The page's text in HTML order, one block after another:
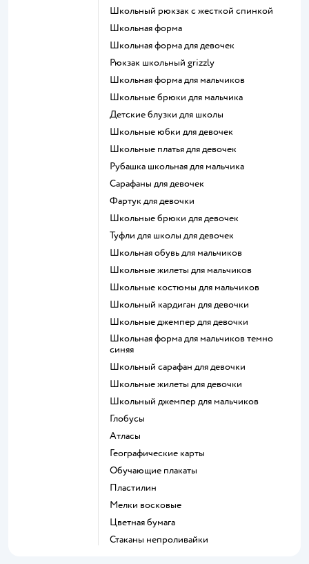
Школьный рюкзак с жесткой спинкой
Школьная форма
Школьная форма для девочек
Рюкзак школьный grizzly
Школьная форма для мальчиков
Школьные брюки для мальчика
Детские блузки для школы
Школьные юбки для девочек
Школьные платья для девочек
Рубашка школьная для мальчика
Сарафаны для девочек
Фартук для девочки
Школьные брюки для девочек
Туфли для школы для девочек
Школьная обувь для мальчиков
Школьные жилеты для мальчиков
Школьные костюмы для мальчиков
Школьный кардиган для девочки
Школьные джемпер для девочки
Школьная форма для мальчиков темно
синяя
Школьный сарафан для девочки
Школьные жилеты для девочки
Школьный джемпер для мальчиков
Глобусы
Атласы
Географические карты
Обучающие плакаты
Пластилин
Мелки восковые
Цветная бумага
Стаканы непроливайки